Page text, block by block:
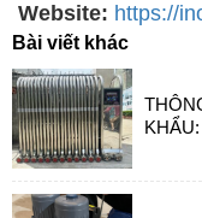
Website: https://
Bài viết khác